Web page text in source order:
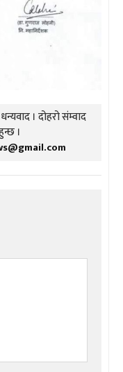
। दोहरो संम्वाद
।